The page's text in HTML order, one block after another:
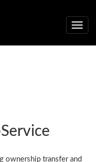
ownership transfer and